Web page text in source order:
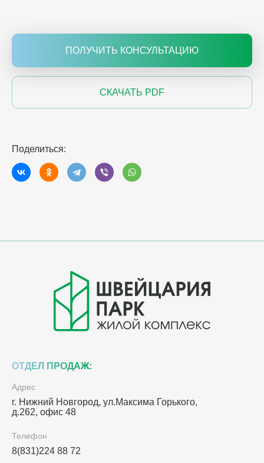
ПОЛУЧИТЬ КОНСУЛЬТАЦИЮ
СКАЧАТЬ PDF
Поделиться:
ОТДЕЛ ПРОДАЖ:
Адрес
г. Нижний Новгород, ул.Максима Горького,
д.262, офис 48
Телефон
8(831)224 88 72